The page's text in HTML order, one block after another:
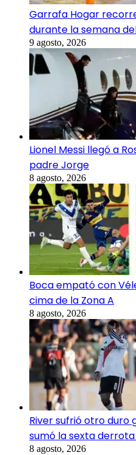
Garrafa Hogar
durante la semana
9 agosto, 2026
Lionel Messi llegó a
padre Jorge
8 agosto, 2026
Boca empató con
cima de la Zona A
8 agosto, 2026
River sufrió otro duro
sumó la sexta
8 agosto, 2026